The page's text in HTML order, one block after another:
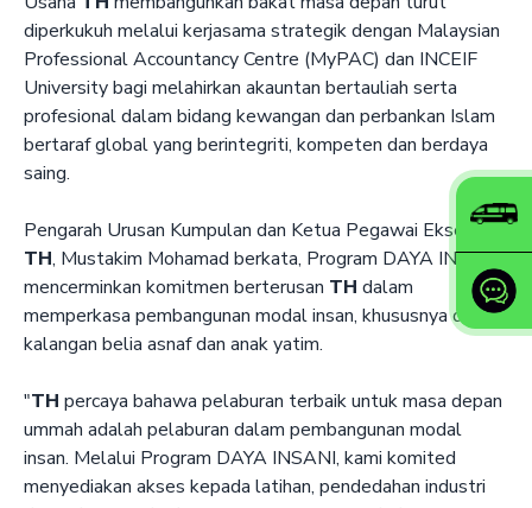
diperkukuh melalui kerjasama strategik dengan Malaysian
Professional Accountancy Centre (MyPAC) dan INCEIF
University bagi melahirkan akauntan bertauliah serta
profesional dalam bidang kewangan dan perbankan Islam
bertaraf global yang berintegriti, kompeten dan berdaya
saing.
Pengarah Urusan Kumpulan dan Ketua Pegawai Eksekutif
TH, Mustakim Mohamad berkata, Program DAYA INSANI
mencerminkan komitmen berterusan TH dalam
memperkasa pembangunan modal insan, khususnya dalam
kalangan belia asnaf dan anak yatim.
"TH percaya bahawa pelaburan terbaik untuk masa depan
ummah adalah pelaburan dalam pembangunan modal
insan. Melalui Program DAYA INSANI, kami komited
menyediakan akses kepada latihan, pendedahan industri